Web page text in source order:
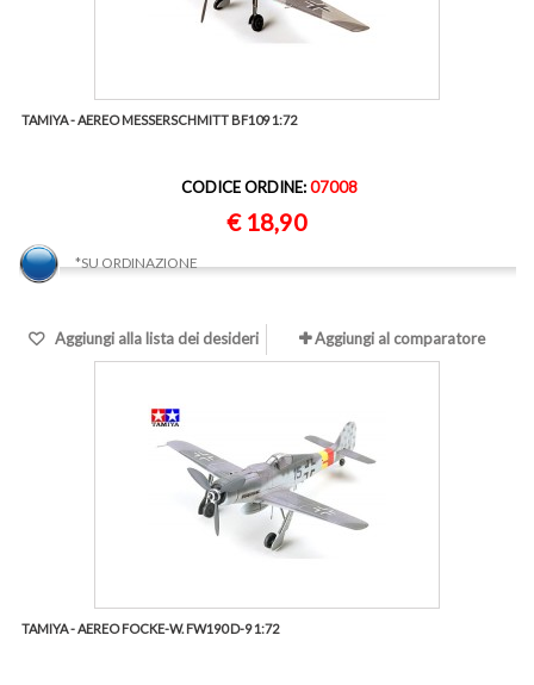
TAMIYA - AEREO MESSERSCHMITT BF109 1:72
CODICE ORDINE:07008
€ 18,90
*SU ORDINAZIONE
Aggiungi alla lista dei desideri Aggiungi al comparatore
TAMIYA - AEREO FOCKE-W. FW190 D-9 1:72